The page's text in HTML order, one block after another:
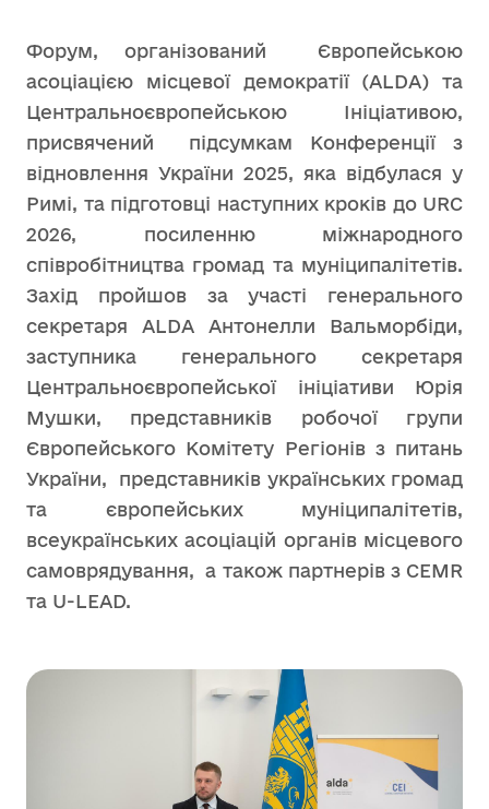
Форум, організований Європейською
асоціацією місцевої демократії (ALDA) та
Центральноєвропейською Ініціативою,
присвячений підсумкам Конференції з
відновлення України 2025, яка відбулася у
Римі, та підготовці наступних кроків до URC
2026, посиленню міжнародного
співробітництва громад та муніципалітетів.
Захід пройшов за участі генерального
секретаря ALDA Антонелли Вальморбіди,
заступника генерального секретаря
Центральноєвропейської ініціативи Юрія
Мушки, представників робочої групи
Європейського Комітету Регіонів з питань
України, представників українських громад
та європейських муніципалітетів,
всеукраїнських асоціацій органів місцевого
самоврядування, а також партнерів з CEMR
та U-LEAD.